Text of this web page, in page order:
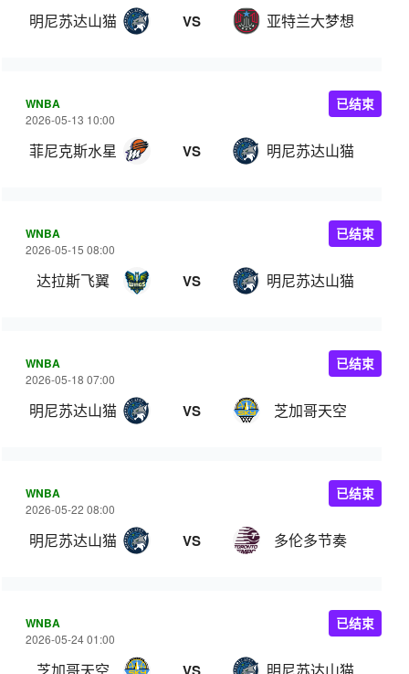
明尼苏达山猫 VS 亚特兰大梦想
WNBA
2026-05-13 10:00
菲尼克斯水星 VS 明尼苏达山猫
已结束
WNBA
2026-05-15 08:00
达拉斯飞翼 VS 明尼苏达山猫
已结束
WNBA
2026-05-18 07:00
明尼苏达山猫 VS 芝加哥天空
已结束
WNBA
2026-05-22 08:00
明尼苏达山猫 VS 多伦多节奏
已结束
WNBA
2026-05-24 01:00
已结束